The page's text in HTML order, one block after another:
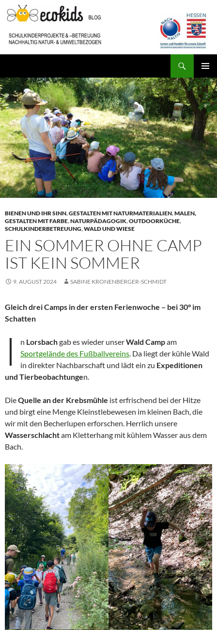
Inhalt
MENÜ
BIENEN UND IHR SINN,GESTALTEN MIT NATURMATERIALIEN,MALEN,
GESTALTEN MIT FARBE,NATURPÄDAGOGIK,OUTDOORKÜCHE,
SCHULKINDERBETREUUNG,WALD UND WIESE
EIN SOMMER OHNE CAMP
IST KEIN SOMMER
9. AUGUST 2024 SABINE KRONENBERGER-SCHMIDT
Gleich drei Camps in der ersten Ferienwoche – bei 30° im
Schatten
I n Lorsbachgab es wieder unserWald Campam
Sportgelände des Fußballvereins. Da liegt der kühle Wald
in direkter Nachbarschaft und lädt ein zu Expeditionen
und Tierbeobachtungen.
DieQuelle an der Krebsmühle ist erfrischend bei der Hitze
und birgt eine Menge Kleinstlebewesen im kleinen Bach, die
wir mit den Becherlupen erforschen. Herrlich unsere
Wasserschlachtam Kletterhang mit kühlem Wasser aus dem
Bach.